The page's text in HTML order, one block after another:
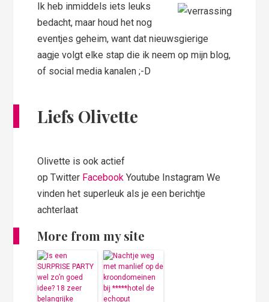
Ik heb inmiddels iets leuks
bedacht, maar houd het nog
eventjes geheim, want dat nieuwsgierige
aagje volgt elke stap die ik neem op mijn blog,
of social media kanalen ;-D
Liefs Olivette
Olivette is ook actief
op Twitter Facebook Youtube Instagram We
vinden het superleuk als je een berichtje
achterlaat
More from my site